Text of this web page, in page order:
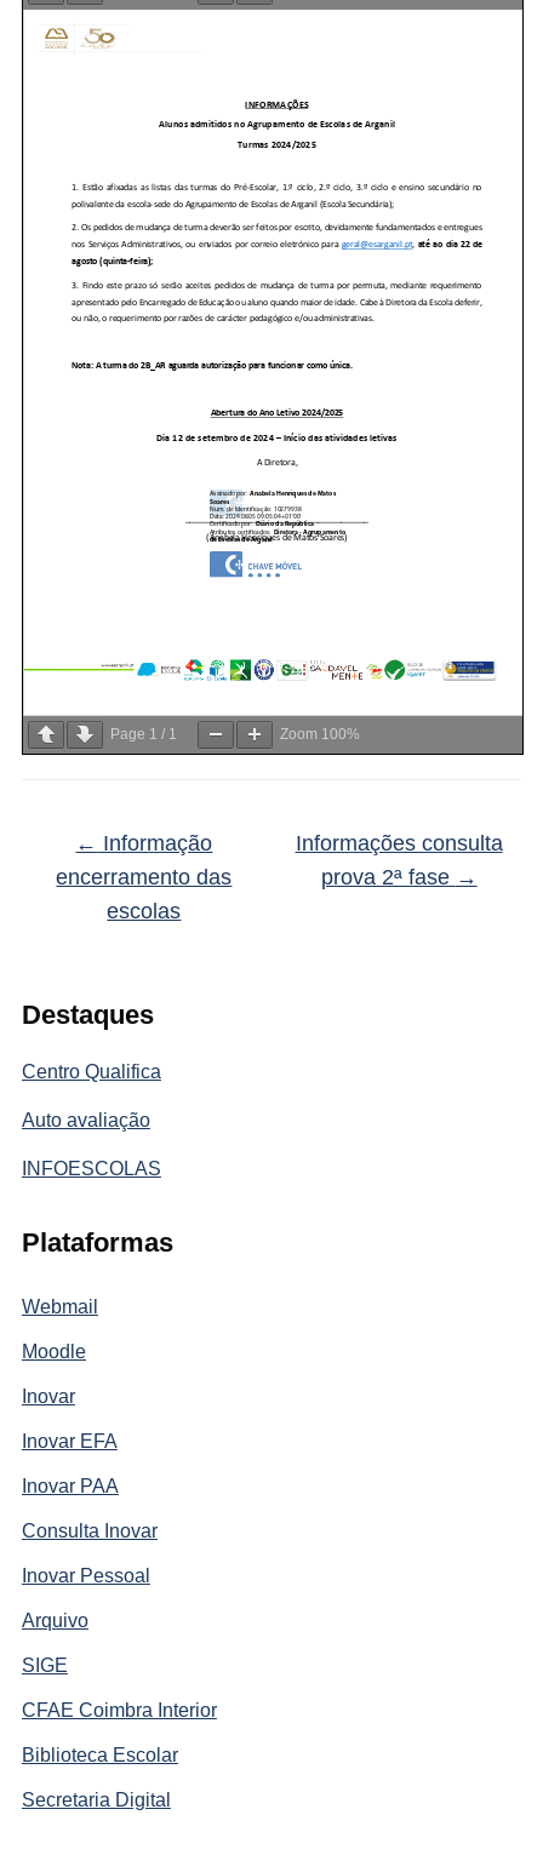
Destaques
Centro Qualifica
Auto avaliação
INFOESCOLAS
Plataformas
Webmail
Moodle
Inovar
Inovar EFA
Inovar PAA
Consulta Inovar
Inovar Pessoal
Arquivo
SIGE
CFAE Coimbra Interior
Biblioteca Escolar
Secretaria Digital
Page 1 / 1 Zoom 100%
← Informação
encerramento das
escolas
Informações consulta
prova 2ª fase →